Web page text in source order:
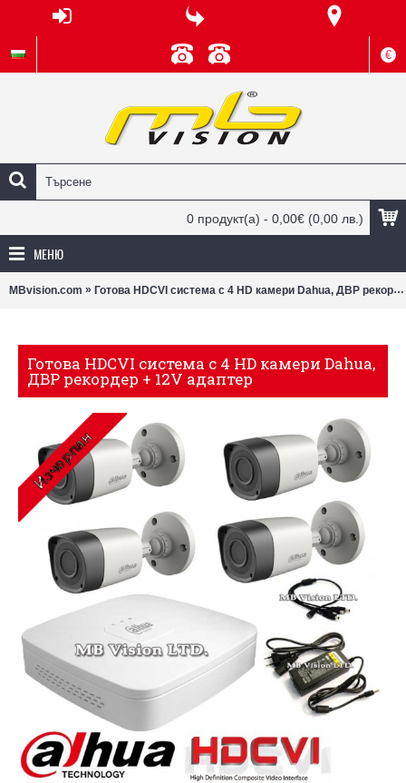
€
0 продукт(а) - 0,00€ (0,00 лв.)
МЕНЮ
MBvision.com » Готова HDCVI система с 4 HD камери Dahua, ДВР рекордер + 12V адаптер
Готова HDCVI система с 4 HD камери Dahua,
ДВР рекордер + 12V адаптер